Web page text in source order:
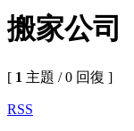
搬家公司
[ 1 主題 / 0 回復 ]
RSS